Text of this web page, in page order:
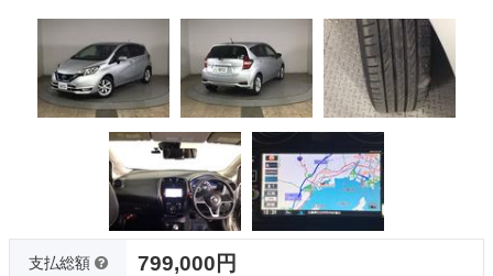
支払総額 799,000円